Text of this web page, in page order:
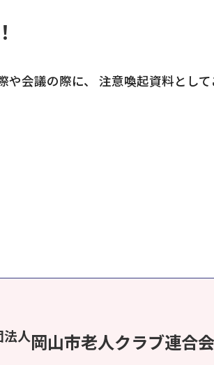
や会議の際に、 注意喚起資料として
人岡山市老人クラブ連合会